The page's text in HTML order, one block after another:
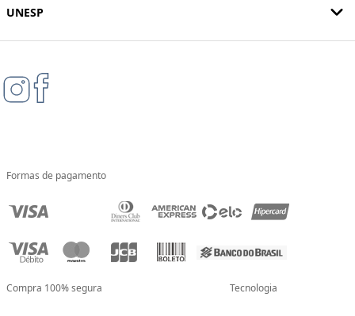
UNESP
Formas de pagamento
Compra 100% segura Tecnologia